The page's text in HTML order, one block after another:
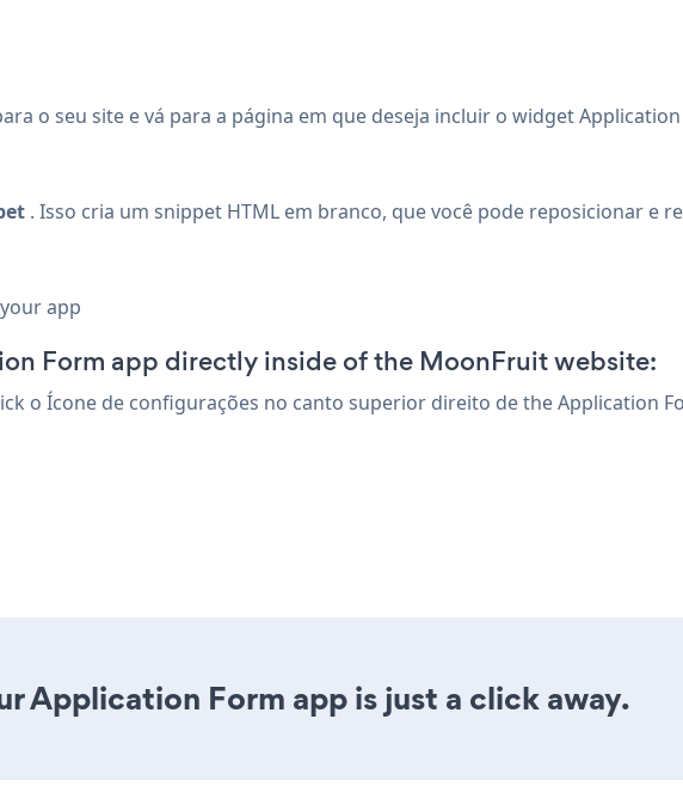
o seu site e vá para a página em que deseja incluir o widget
. Isso cria um snippet HTML em branco, que você pode reposicionar e
app
Form app directly inside of the MoonFruit website:
o Ícone de configurações no canto superior direito de the Application
Application Form app is just a click away.